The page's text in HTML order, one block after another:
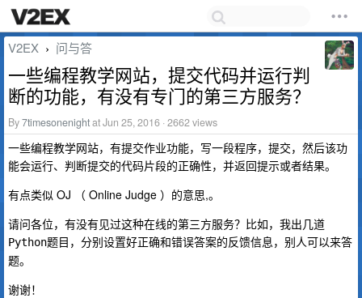
V2EX › 问与答
一些编程教学网站，提交代码并运行判
断的功能，有没有专门的第三方服务？
By7timesonenightat Jun 25, 2016 · 2662 views
一些编程教学网站，有提交作业功能，写一段程序，提交，然后该功
能会运行、判断提交的代码片段的正确性，并返回提示或者结果。
有点类似 OJ （ Online Judge ）的意思,。
请问各位，有没有见过这种在线的第三方服务？比如，我出几道
Python题目，分别设置好正确和错误答案的反馈信息，别人可以来答
题。
谢谢！